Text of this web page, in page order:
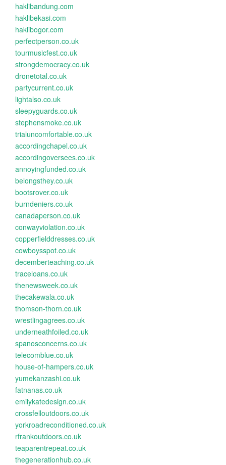
haklibandung.com
haklibekasi.com
haklibogor.com
perfectperson.co.uk
tourmusicfest.co.uk
strongdemocracy.co.uk
dronetotal.co.uk
partycurrent.co.uk
lightalso.co.uk
sleepyguards.co.uk
stephensmoke.co.uk
trialuncomfortable.co.uk
accordingchapel.co.uk
accordingoversees.co.uk
annoyingfunded.co.uk
belongsthey.co.uk
bootsrover.co.uk
burndeniers.co.uk
canadaperson.co.uk
conwayviolation.co.uk
copperfielddresses.co.uk
cowboysspot.co.uk
decemberteaching.co.uk
traceloans.co.uk
thenewsweek.co.uk
thecakewala.co.uk
thomson-thorn.co.uk
wrestlingagrees.co.uk
underneathfoiled.co.uk
spanosconcerns.co.uk
telecomblue.co.uk
house-of-hampers.co.uk
yumekanzashi.co.uk
fatnanas.co.uk
emilykatedesign.co.uk
crossfelloutdoors.co.uk
yorkroadreconditioned.co.uk
rfrankoutdoors.co.uk
teaparentrepeat.co.uk
thegenerationhub.co.uk